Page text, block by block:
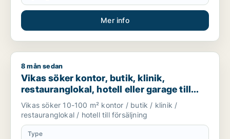
Mer info
Vikas söker kontor, butik, klinik, restauranglokal, hotell
8 mån sedan
Vikas söker kontor, butik, klinik,
restauranglokal, hotell eller garage till
salu i Upplands Väsby, Vallentuna eller
Österåker m.fl.
Vikas söker 10-100 m² kontor / butik / klinik /
restauranglokal / hotell till försäljning
Type